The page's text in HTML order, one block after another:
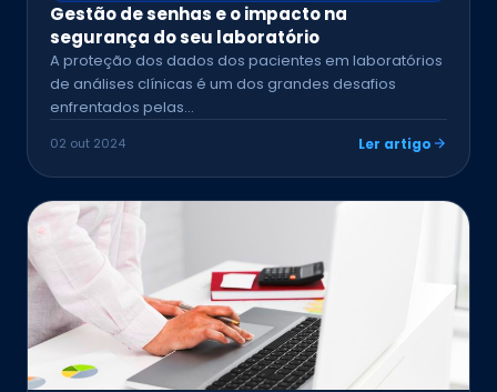
Gestão de senhas e o impacto na
segurança do seu laboratório
A proteção dos dados dos pacientes em laboratórios
de análises clínicas é um dos grandes desafios
enfrentados pelas…
02 out 2024 Ler artigo